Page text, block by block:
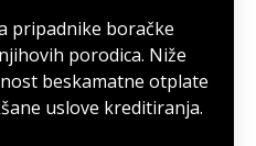
pripadnike boračke
porodica. Niže
beskamatne otplate
uslove kreditiranja.